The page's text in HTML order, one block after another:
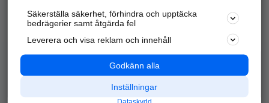
Alla kategorier
Populära sökningar
API & Kartor
Annonsera
Integritet
Nödnummer
Säkerställa säkerhet, förhindra och upptäcka
bedrägerier samt åtgärda fel
Leverera och visa reklam och innehåll
Godkänn alla
Inställningar
Dataskydd